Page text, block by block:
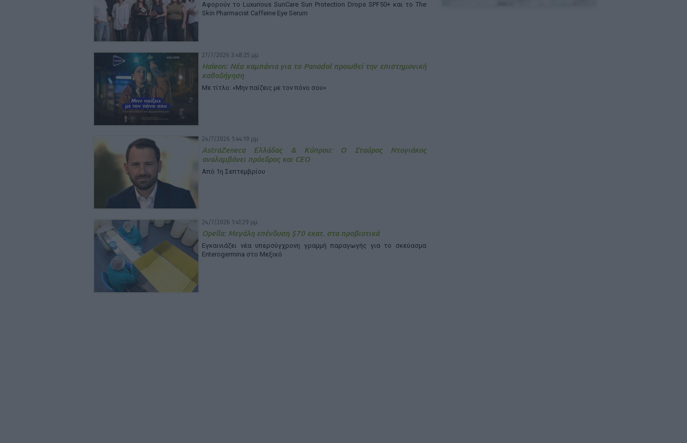
Αφορούν το Luxurious SunCare Sun Protection Drops SPF50+ και το The
Skin Pharmacist Caffeine Eye Serum
27/7/2026 3:48:25 μμ
Haleon: Νέα καμπάνια για το Panadol προωθεί την επιστημονική
καθοδήγηση
Με τίτλο: «Μην παίζεις με τον πόνο σου»
24/7/2026 1:44:19 μμ
AstraZeneca Ελλάδας & Κύπρου: Ο Σταύρος Ντογιάκος
αναλαμβάνει πρόεδρος και CEO
Από 1η Σεπτεμβρίου
24/7/2026 1:41:29 μμ
Opella: Μεγάλη επένδυση $70 εκατ. στα προβιοτικά
Εγκαινιάζει νέα υπερσύγχρονη γραμμή παραγωγής για το σκεύασμα
Enterogermina στο Μεξικό